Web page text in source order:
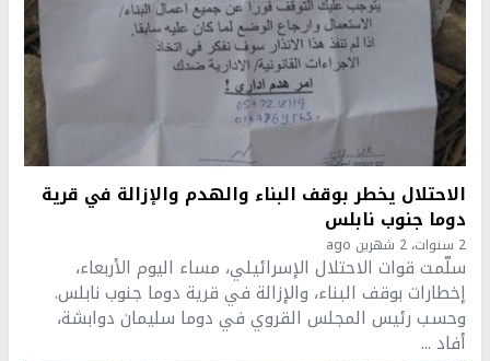
الاحتلال يخطر بوقف البناء والهدم والإزالة في قرية
دوما جنوب نابلس
2 سنوات، 2 شهرين ago
سلّمت قوات الاحتلال الإسرائيلي، مساء اليوم الأربعاء،
إخطارات بوقف البناء، والإزالة في قرية دوما جنوب نابلس.
وحسب رئيس المجلس القروي في دوما سليمان دوابشة،
أفاد ...